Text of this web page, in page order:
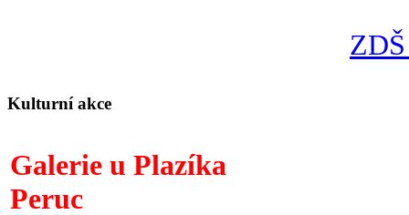
Kulturní akce
Galerie u Plazíka
Peruc